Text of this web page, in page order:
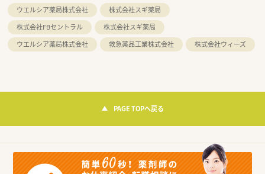
ウエルシア薬局株式会社
株式会社スギ薬局
株式会社FBセントラル
株式会社スギ薬局
ウエルシア薬局株式会社
救急薬品工業株式会社 株式会社ウィーズ
PAGE TOPへ戻る